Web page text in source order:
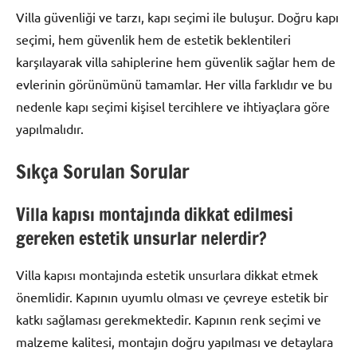
Villa güvenliği ve tarzı, kapı seçimi ile buluşur. Doğru kapı
seçimi, hem güvenlik hem de estetik beklentileri
karşılayarak villa sahiplerine hem güvenlik sağlar hem de
evlerinin görünümünü tamamlar. Her villa farklıdır ve bu
nedenle kapı seçimi kişisel tercihlere ve ihtiyaçlara göre
yapılmalıdır.
Sıkça Sorulan Sorular
Villa kapısı montajında dikkat edilmesi
gereken estetik unsurlar nelerdir?
Villa kapısı montajında estetik unsurlara dikkat etmek
önemlidir. Kapının uyumlu olması ve çevreye estetik bir
katkı sağlaması gerekmektedir. Kapının renk seçimi ve
malzeme kalitesi, montajın doğru yapılması ve detaylara